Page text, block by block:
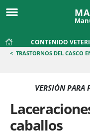
CONTENIDO
< TRASTORNOS DEL CASCO
VERSIÓN PARA
caballos